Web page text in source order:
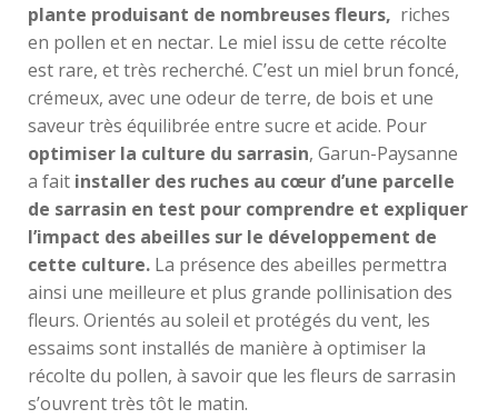
plante produisant de nombreuses fleurs, riches
en pollen et en nectar. Le miel issu de cette récolte
est rare, et très recherché. C’est un miel brun foncé,
crémeux, avec une odeur de terre, de bois et une
saveur très équilibrée entre sucre et acide. Pour
optimiser la culture du sarrasin, Garun-Paysanne
a fait installer des ruches au cœur d’une parcelle
de sarrasin en test pour comprendre et expliquer
l’impact des abeilles sur le développement de
cette culture. La présence des abeilles permettra
ainsi une meilleure et plus grande pollinisation des
fleurs. Orientés au soleil et protégés du vent, les
essaims sont installés de manière à optimiser la
récolte du pollen, à savoir que les fleurs de sarrasin
s’ouvrent très tôt le matin.